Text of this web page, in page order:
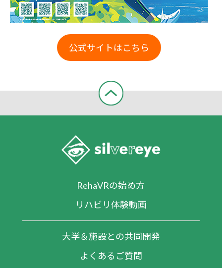
公式サイトはこちら
RehaVRの始め方
リハビリ体験動画
大学＆施設との共同開発
よくあるご質問